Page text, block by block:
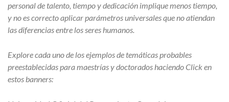
personal de talento, tiempo y dedicación implique menos tiempo,
y no es correcto aplicar parámetros universales que no atiendan
las diferencias entre los seres humanos.
Explore cada uno de los ejemplos de temáticas probables
preestablecidas para maestrías y doctorados haciendo Click en
estos banners: